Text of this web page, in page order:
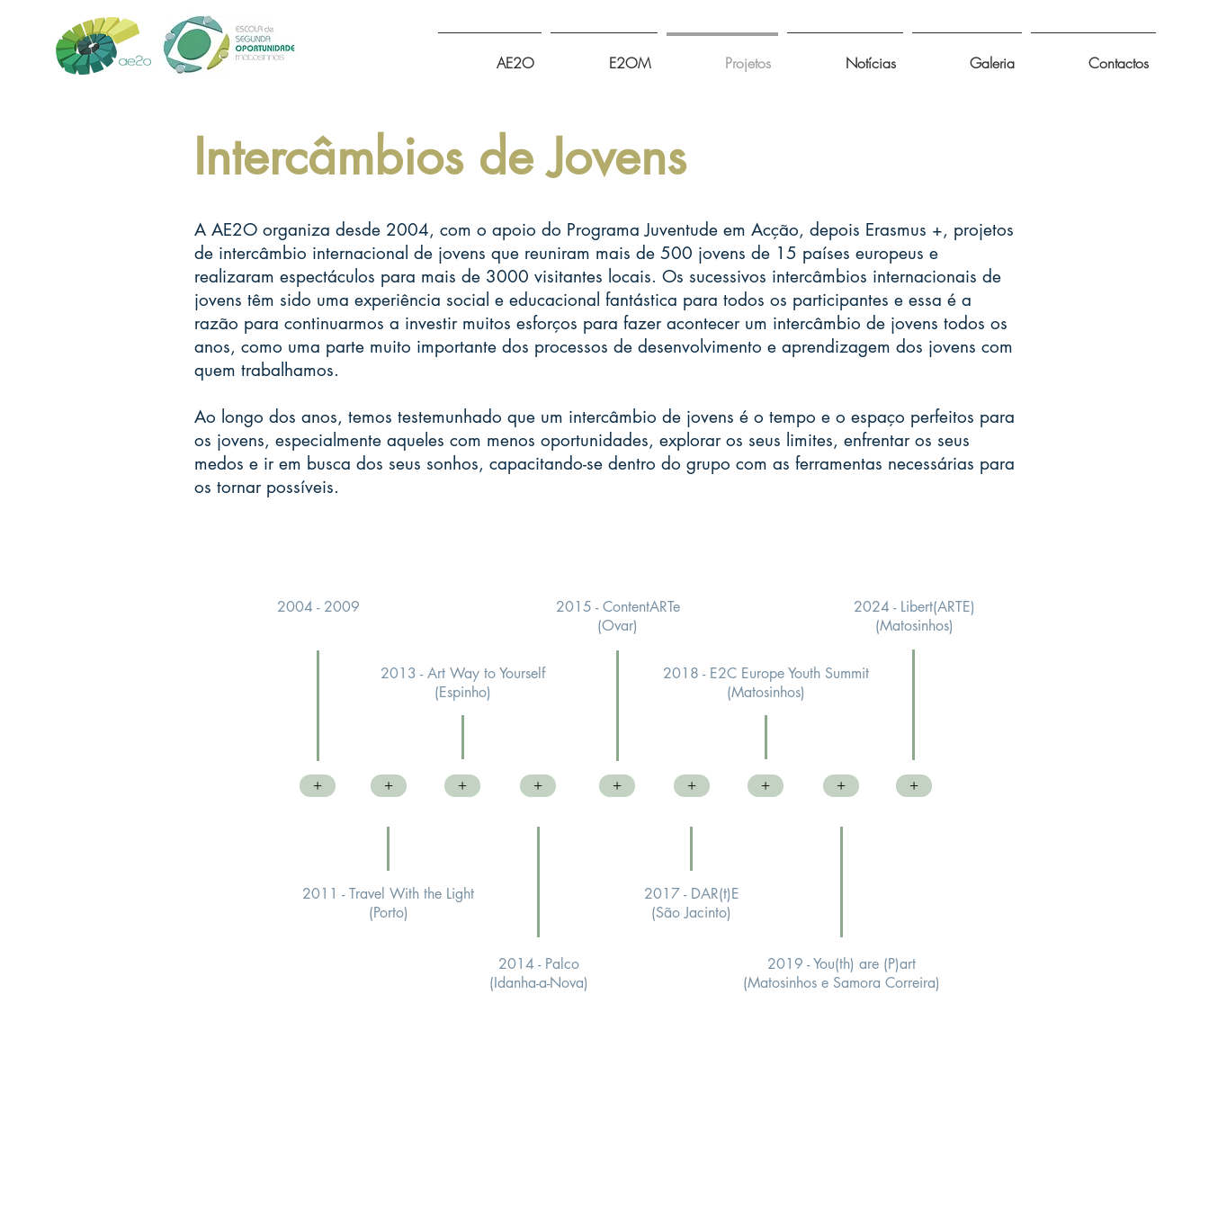
Intercâmbios de Jovens
A AE2O organiza desde 2004, com o apoio do Programa Juventude em Acção, depois Erasmus +, projetos
de intercâmbio internacional de jovens que reuniram mais de 500 jovens de 15 países europeus e
realizaram espectáculos para mais de 3000 visitantes locais. Os sucessivos intercâmbios internacionais de
jovens têm sido uma experiência social e educacional fantástica para todos os participantes e essa é a
razão para continuarmos a investir muitos esforços para fazer acontecer um intercâmbio de jovens todos os
anos, como uma parte muito importante dos processos de desenvolvimento e aprendizagem dos jovens com
quem trabalhamos.
Ao longo dos anos, temos testemunhado que um intercâmbio de jovens é o tempo e o espaço perfeitos para
os jovens, especialmente aqueles com menos oportunidades, explorar os seus limites, enfrentar os seus
medos e ir em busca dos seus sonhos, capacitando-se dentro do grupo com as ferramentas necessárias para
os tornar possíveis.
2004 - 2009
2015 - ContentARTe
(Ovar)
2024 - Libert(ARTE)
(Matosinhos)
2013 - Art Way to Yourself
(Espinho)
2018 - E2C Europe Youth Summit
(Matosinhos)
+ + + + + + + + +
2011 - Travel With the Light
(Porto)
2017 - DAR(t)E
(São Jacinto)
2014 - Palco
(Idanha-a-Nova)
2019 - You(th) are (P)art
(Matosinhos e Samora Correira)
AE2O E2OM Projetos Notícias Galeria Contactos